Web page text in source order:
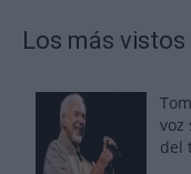
Los más vistos
voz
del